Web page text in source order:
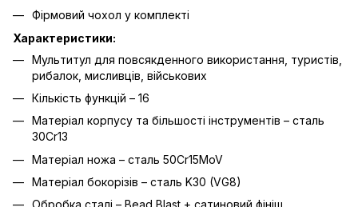
Фірмовий чохол у комплекті
Характеристики:
Мультитул для повсякденного використання, туристів,
рибалок, мисливців, військових
Кількість функцій – 16
Матеріал корпусу та більшості інструментів – сталь
30Cr13
Матеріал ножа – сталь 50Cr15MoV
Матеріал бокорізів – сталь K30 (VG8)